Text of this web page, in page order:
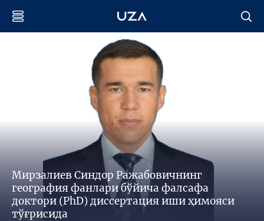
Мирзалиев Синдор Ражабовичнинг
география фанлари бўйича фалсафа
доктори (PhD) диссертация иши ҳимояси
тўғрисида